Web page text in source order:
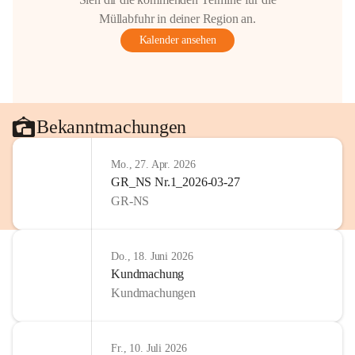
Müllabfuhr in deiner Region an.
Kalender ansehen
Bekanntmachungen
Mo., 27. Apr. 2026
GR_NS Nr.1_2026-03-27
GR-NS
Do., 18. Juni 2026
Kundmachung
Kundmachungen
Fr., 10. Juli 2026